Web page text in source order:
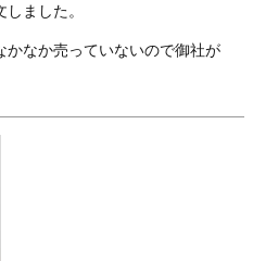
ました。
なか売っていないので御社が